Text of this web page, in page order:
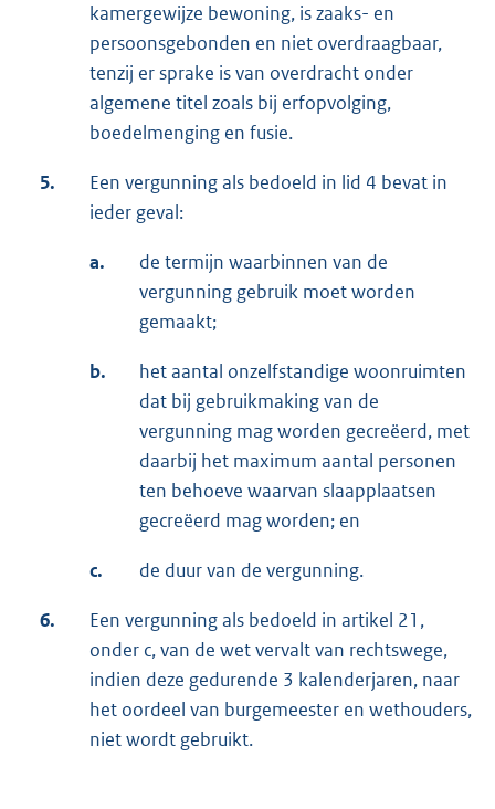
kamergewijze bewoning, is zaaks- en
persoonsgebonden en niet overdraagbaar,
tenzij er sprake is van overdracht onder
algemene titel zoals bij erfopvolging,
boedelmenging en fusie.
5.
Een vergunning als bedoeld in lid 4 bevat in
ieder geval:
a.
de termijn waarbinnen van de
vergunning gebruik moet worden
gemaakt;
b.
het aantal onzelfstandige woonruimten
dat bij gebruikmaking van de
vergunning mag worden gecreëerd, met
daarbij het maximum aantal personen
ten behoeve waarvan slaapplaatsen
gecreëerd mag worden; en
c. de duur van de vergunning.
6.
Een vergunning als bedoeld in artikel 21,
onder c, van de wet vervalt van rechtswege,
indien deze gedurende 3 kalenderjaren, naar
het oordeel van burgemeester en wethouders,
niet wordt gebruikt.